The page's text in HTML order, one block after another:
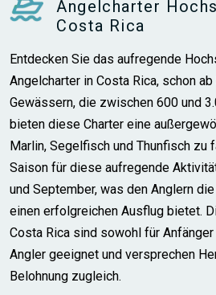
Angelcharter
Costa Rica
Entdecken Sie das aufregende
Angelcharter in Costa Rica, schon
Gewässern, die zwischen 600 und
bieten diese Charter eine
Marlin, Segelfisch und Thunfisch zu
Saison für diese aufregende
und September, was den Anglern
einen erfolgreichen Ausflug bietet.
Costa Rica sind sowohl für
Angler geeignet und versprechen
Belohnung zugleich.